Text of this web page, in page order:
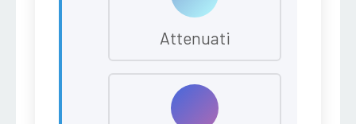
Attenuati